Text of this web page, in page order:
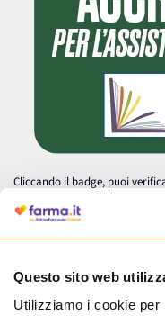
Questo sito web
Utilizziamo i cookie per
Cliccando il badge, puoi
autorizzata dal Ministero
medicinali.